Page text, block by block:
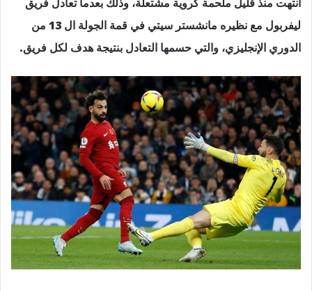
ليفربول مع نظيره مانشستر سيتي في قمة الجولة ال 13 من
الدوري الإنجليزي، والتي حسمها التعادل بنتيجة هدف لكل فريق.